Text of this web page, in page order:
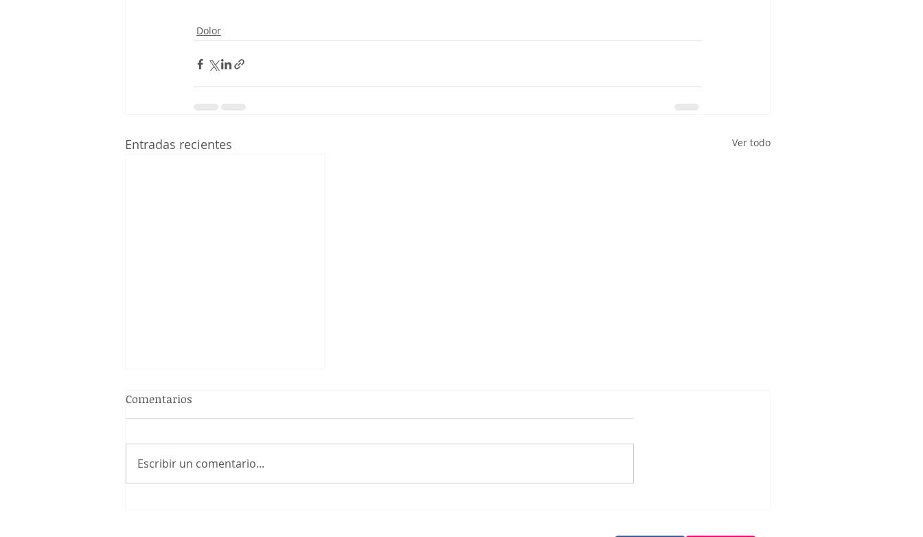
Dolor
Entradas recientes Ver todo
Comentarios
Escribir un comentario...